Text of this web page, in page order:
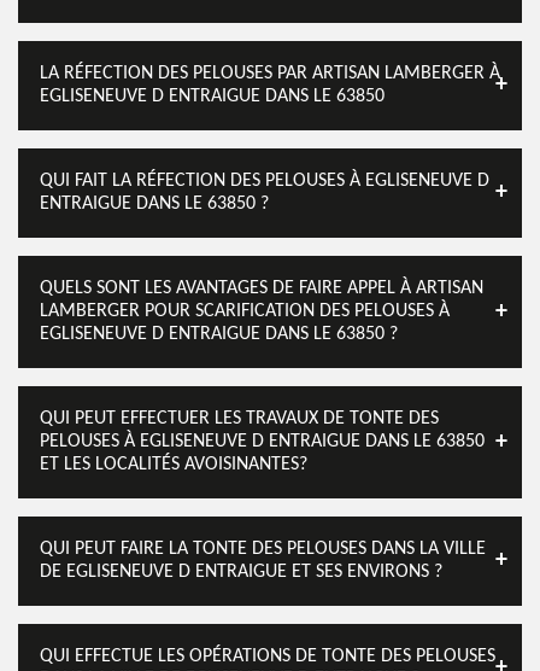
LA RÉFECTION DES PELOUSES PAR ARTISAN LAMBERGER À
EGLISENEUVE D ENTRAIGUE DANS LE 63850
QUI FAIT LA RÉFECTION DES PELOUSES À EGLISENEUVE D
ENTRAIGUE DANS LE 63850 ?
QUELS SONT LES AVANTAGES DE FAIRE APPEL À ARTISAN
LAMBERGER POUR SCARIFICATION DES PELOUSES À
EGLISENEUVE D ENTRAIGUE DANS LE 63850 ?
QUI PEUT EFFECTUER LES TRAVAUX DE TONTE DES
PELOUSES À EGLISENEUVE D ENTRAIGUE DANS LE 63850
ET LES LOCALITÉS AVOISINANTES?
QUI PEUT FAIRE LA TONTE DES PELOUSES DANS LA VILLE
DE EGLISENEUVE D ENTRAIGUE ET SES ENVIRONS ?
QUI EFFECTUE LES OPÉRATIONS DE TONTE DES PELOUSES